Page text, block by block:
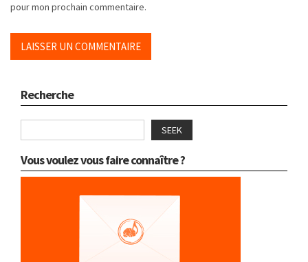
pour mon prochain commentaire.
Recherche
SEEK
Vous voulez vous faire connaître ?